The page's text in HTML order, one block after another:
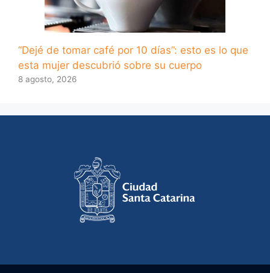
“Dejé de tomar café por 10 días”: esto es lo que
esta mujer descubrió sobre su cuerpo
8 agosto, 2026